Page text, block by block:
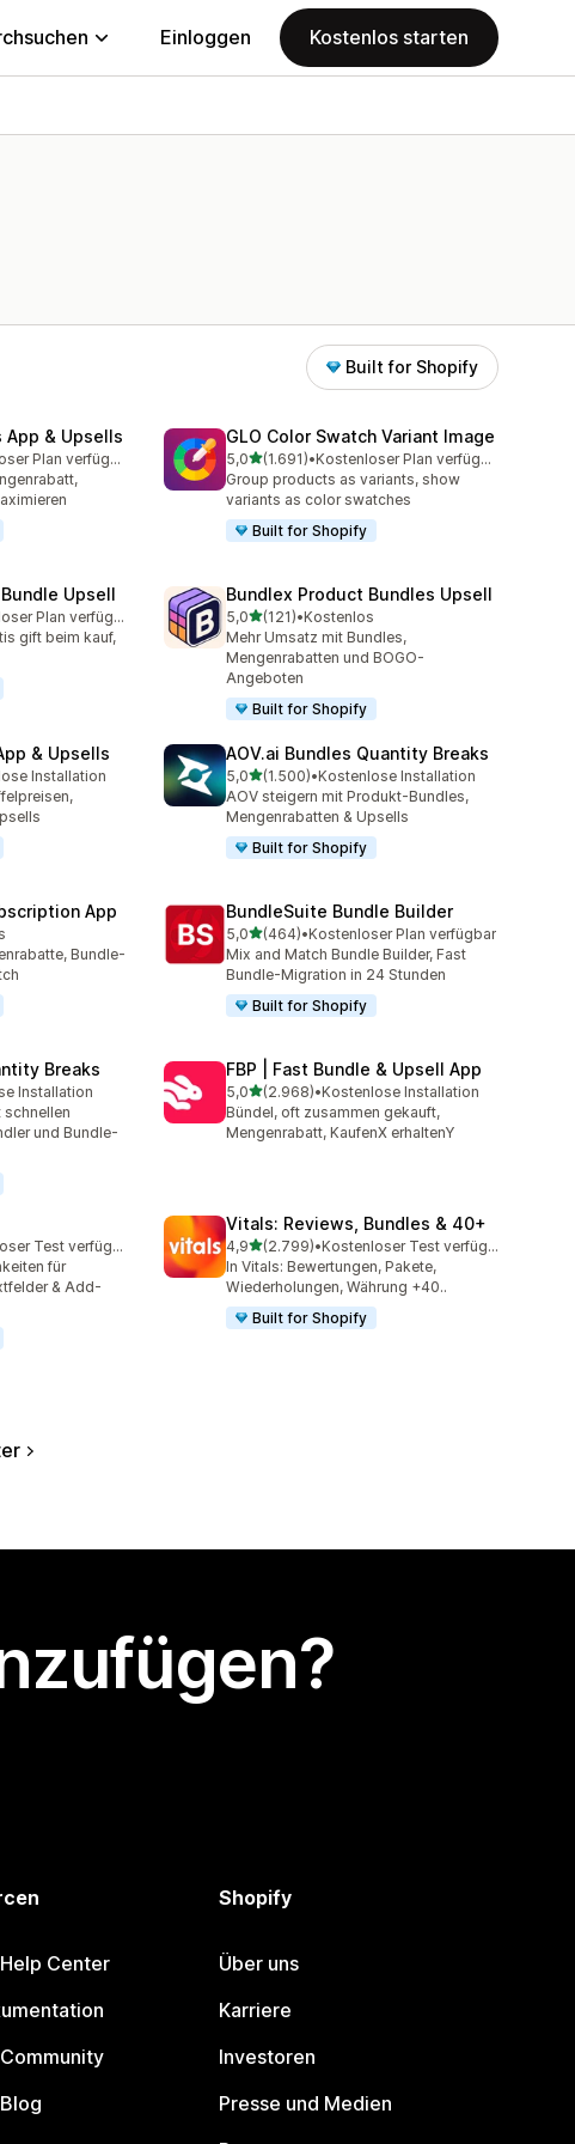
Einloggen Kostenlos starten
Built for Shopify
& Upsells
Kostenloser Plan verfügbar
GLO Color Swatch Variant Image
5,0von 5 Sternen
(1.691)
1691 Rezensionen insgesamt
•
Kostenloser Plan verfügbar
Group products as variants, show
variants as color swatches
Built for Shopify
Upsell
Kostenloser Plan verfügbar
gift beim kauf,
Bundlex Product Bundles Upsell
5,0von 5 Sternen
(121)
121 Rezensionen insgesamt
•Kostenlos
Mehr Umsatz mit Bundles,
Mengenrabatten und BOGO-
Angeboten
Built for Shopify
& Upsells
Installation
AOV.ai Bundles Quantity Breaks
5,0von 5 Sternen
(1.500)
1500 Rezensionen insgesamt
•Kostenlose Installation
AOV steigern mit Produkt-Bundles,
Mengenrabatten & Upsells
Built for Shopify
App
Bundle-
BundleSuite Bundle Builder
5,0von 5 Sternen
(464)
464 Rezensionen insgesamt
•Kostenloser Plan verfügbar
Mix and Match Bundle Builder, Fast
Bundle-Migration in 24 Stunden
Built for Shopify
Breaks
Installation
schnellen
und Bundle-
FBP | Fast Bundle & Upsell App
5,0von 5 Sternen
(2.968)
2968 Rezensionen insgesamt
•Kostenlose Installation
Bündel, oft zusammen gekauft,
Mengenrabatt, KaufenX erhaltenY
Kostenloser Test verfügbar
für
& Add-
Vitals: Reviews, Bundles & 40+
4,9von 5 Sternen
(2.799)
2799 Rezensionen insgesamt
•
Kostenloser Test verfügbar
In Vitals: Bewertungen, Pakete,
Wiederholungen, Währung +40..
Built for Shopify
Center
Shopify
Über uns
Karriere
Investoren
Presse und Medien